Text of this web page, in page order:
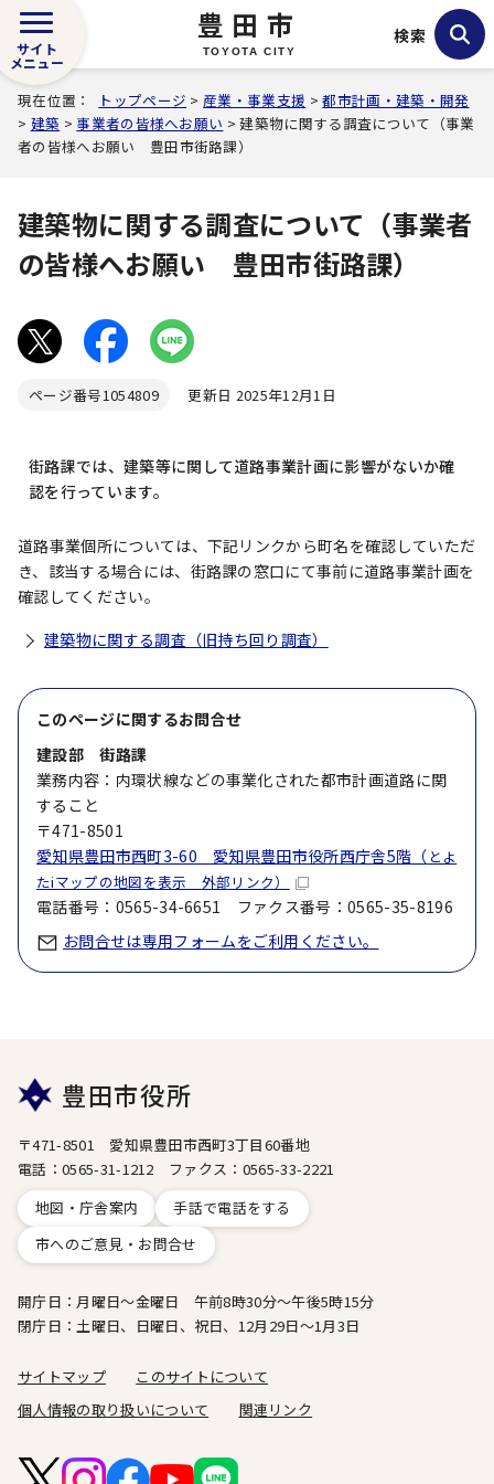
豊田市
TOYOTA CITY
サイト
メニュー
検索
現在位置： トップページ > 産業・事業支援 >都市計画・建築・開発
> 建築 > 事業者の皆様へお願い > 建築物に関する調査について（事業
者の皆様へお願い 豊田市街路課）
建築物に関する調査について（事業者
の皆様へお願い 豊田市街路課）
ページ番号1054809 更新日 2025年12月1日
街路課では、建築等に関して道路事業計画に影響がないか確
認を行っています。
道路事業個所については、下記リンクから町名を確認していただ
き、該当する場合には、街路課の窓口にて事前に道路事業計画を
確認してください。
建築物に関する調査（旧持ち回り調査）
このページに関するお問合せ
建設部 街路課
業務内容：内環状線などの事業化された都市計画道路に関
すること
〒471-8501
愛知県豊田市西町3-60 愛知県豊田市役所西庁舎5階（ とよ
たiマップの地図を表示 外部リンク）
電話番号：0565-34-6651 ファクス番号：0565-35-8196
お問合せは専用フォームをご利用ください。
豊田市役所
〒471-8501 愛知県豊田市西町3丁目60番地
電話：0565-31-1212 ファクス：0565-33-2221
地図・庁舎案内
手話で電話をする
市へのご意見・お問合せ
開庁日：月曜日～金曜日 午前8時30分～午後5時15分
閉庁日：土曜日、日曜日、祝日、12月29日～1月3日
サイトマップ
このサイトについて
個人情報の取り扱いについて
関連リンク